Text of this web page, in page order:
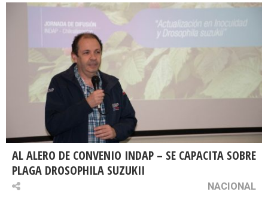
AL ALERO DE CONVENIO INDAP – SE CAPACITA SOBRE
PLAGA DROSOPHILA SUZUKII
NACIONAL